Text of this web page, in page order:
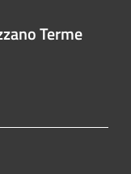
Terme